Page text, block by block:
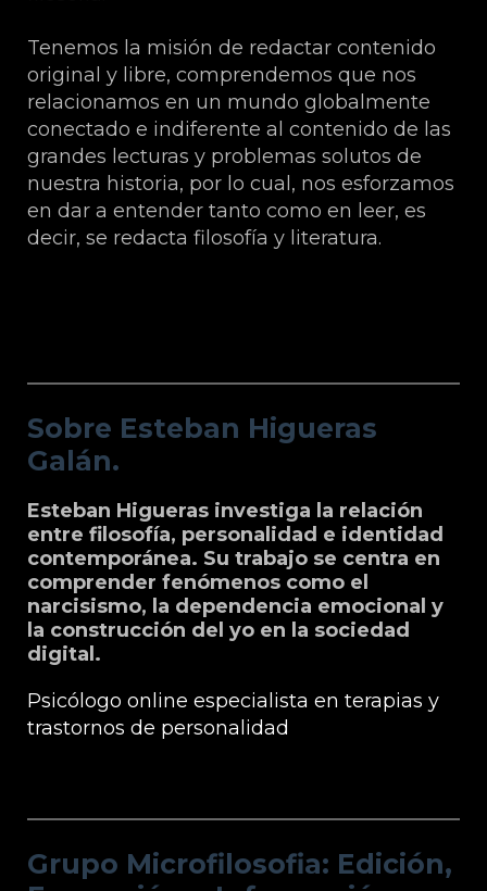
Tenemos la misión de redactar contenido
original y libre, comprendemos que nos
relacionamos en un mundo globalmente
conectado e indiferente al contenido de las
grandes lecturas y problemas solutos de
nuestra historia, por lo cual, nos esforzamos
en dar a entender tanto como en leer, es
decir, se redacta filosofía y literatura.
Sobre Esteban Higueras
Galán.
Esteban Higueras investiga la relación
entre filosofía, personalidad e identidad
contemporánea. Su trabajo se centra en
comprender fenómenos como el
narcisismo, la dependencia emocional y
la construcción del yo en la sociedad
digital.
Psicólogo online especialista en terapias y
trastornos de personalidad
Grupo Microfilosofia: Edición,